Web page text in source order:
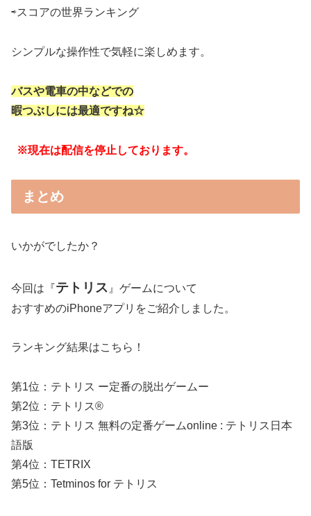
⇨スコアの世界ランキング
シンプルな操作性で気軽に楽しめます。
バスや電車の中などでの
暇つぶしには最適ですね☆
※現在は配信を停止しております。
まとめ
いかがでしたか？
今回は『テトリス 』ゲームについて
おすすめのiPhoneアプリをご紹介しました。
ランキング結果はこちら！
第1位：テトリス ー定番の脱出ゲームー
第2位：テトリス®
第3位：テトリス 無料の定番ゲームonline : テトリス日本
語版
第4位：TETRIX
第5位：Tetminos for テトリス